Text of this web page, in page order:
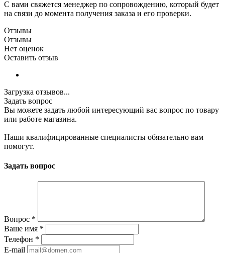
С вами свяжется менеджер по сопровождению, который будет
на связи до момента получения заказа и его проверки.
Отзывы
Отзывы
Нет оценок
Оставить отзыв
Загрузка отзывов...
Задать вопрос
Вы можете задать любой интересующий вас вопрос по товару
или работе магазина.
Наши квалифицированные специалисты обязательно вам
помогут.
Задать вопрос
Вопрос *
Ваше имя *
Телефон *
E-mail